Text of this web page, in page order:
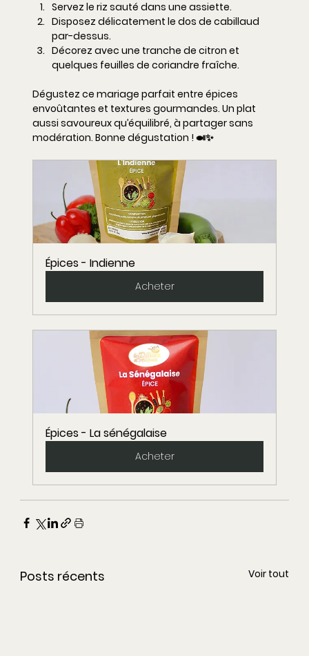
Servez le riz sauté dans une assiette.
Disposez délicatement le dos de cabillaud
par-dessus.
Décorez avec une tranche de citron et
quelques feuilles de coriandre fraîche.
Dégustez ce mariage parfait entre épices
envoûtantes et textures gourmandes. Un plat
aussi savoureux qu’équilibré, à partager sans
modération. Bonne dégustation ! 🍛✨
Épices - Indienne
Acheter
Épices - La sénégalaise
Acheter
Posts récents Voir tout